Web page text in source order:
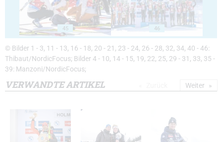
45 46
© Bilder 1 - 3, 11 - 13, 16 - 18, 20 - 21, 23 - 24, 26 - 28, 32, 34, 40 - 46:
Thibaut/NordicFocus; Bilder 4 - 10, 14 - 15, 19, 22, 25, 29 - 31, 33, 35 -
39: Manzoni/NordicFocus;
VERWANDTE ARTIKEL Weiter